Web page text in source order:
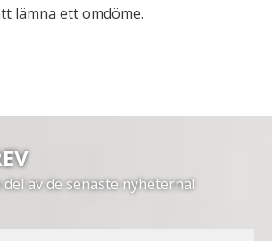
lämna ett omdöme.
av de senaste nyheterna!